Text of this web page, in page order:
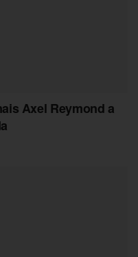
Axel Reymond a